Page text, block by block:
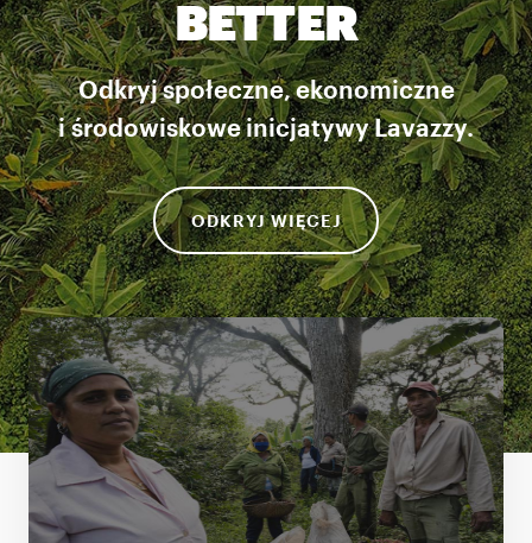
BETTER
Odkryj społeczne, ekonomiczne
i środowiskowe inicjatywy Lavazzy.
ODKRYJ WIĘCEJ